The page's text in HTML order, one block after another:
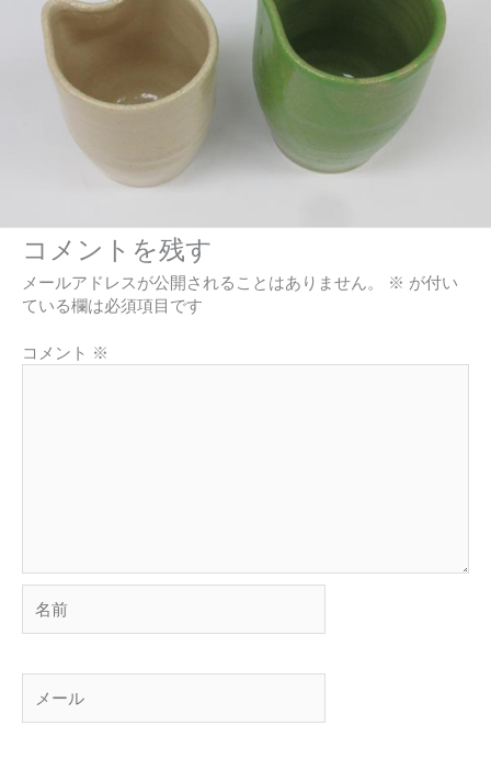
コメントを残す
メールアドレスが公開されることはありません。 ※ が付い
ている欄は必須項目です
コメント ※
前
ー
ル